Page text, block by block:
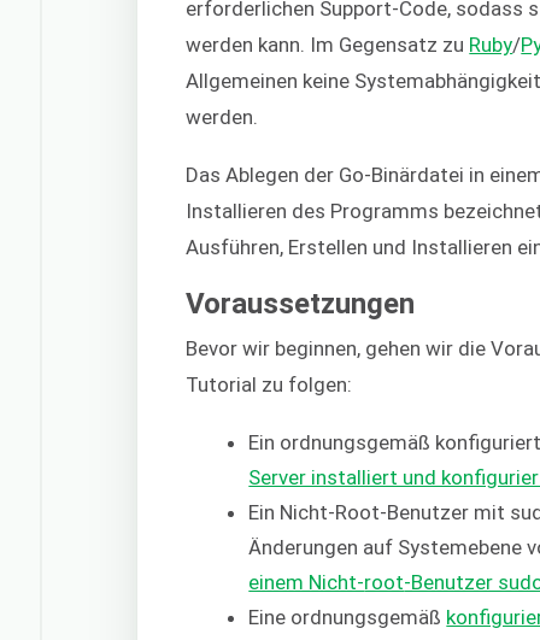
erforderlichen Support-Code, sodass
werden kann. Im Gegensatz zu Ruby/
Allgemeinen keine
werden.
Das Ablegen der Go-Binärdatei in
Installieren des Programms
Ausführen, Erstellen und Installieren
Voraussetzungen
Bevor wir beginnen, gehen wir die
Tutorial zu folgen:
Ein ordnungsgemäß
Server installiert und
Ein Nicht-Root-Benutzer mit
Änderungen auf Systemebene
einem Nicht-root-Benutzer
Eine ordnungsgemäß